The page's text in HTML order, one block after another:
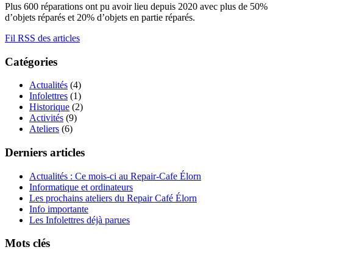
Plus 600 réparations ont pu avoir lieu depuis 2020 avec plus de 50%
d’objets réparés et 20% d’objets en partie réparés.
Fil RSS des articles
Catégories
Actualités (4)
Infolettres (1)
Historique (2)
Activités (9)
Ateliers (6)
Derniers articles
Actualités : Ce mois-ci au Repair-Cafe Élorn
Informatique et ordinateurs
Les prochains ateliers du Repair Café Élorn
Info importante
Les Infolettres déjà parues
Mots clés